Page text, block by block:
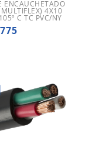
ENCAUCHETADO
4X10
C TC PVC/NY